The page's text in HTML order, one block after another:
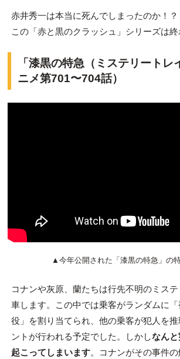
赤井秀一は本当に死んでしまったのか！
この「赤と黒のクラッシュ」シリーズは終
「漆黒の特急（ミステリートレ
ニメ第701〜704話）
▲今年公開された「漆黒の特急」の
コナンや灰原、蘭たちは行先不明のミス
車します。この中では乗客がランダムに
役」を割り当てられ、他の乗客が犯人を
ントが行われる予定でした。しかしなん
起こってしまいます。コナンがその事件の